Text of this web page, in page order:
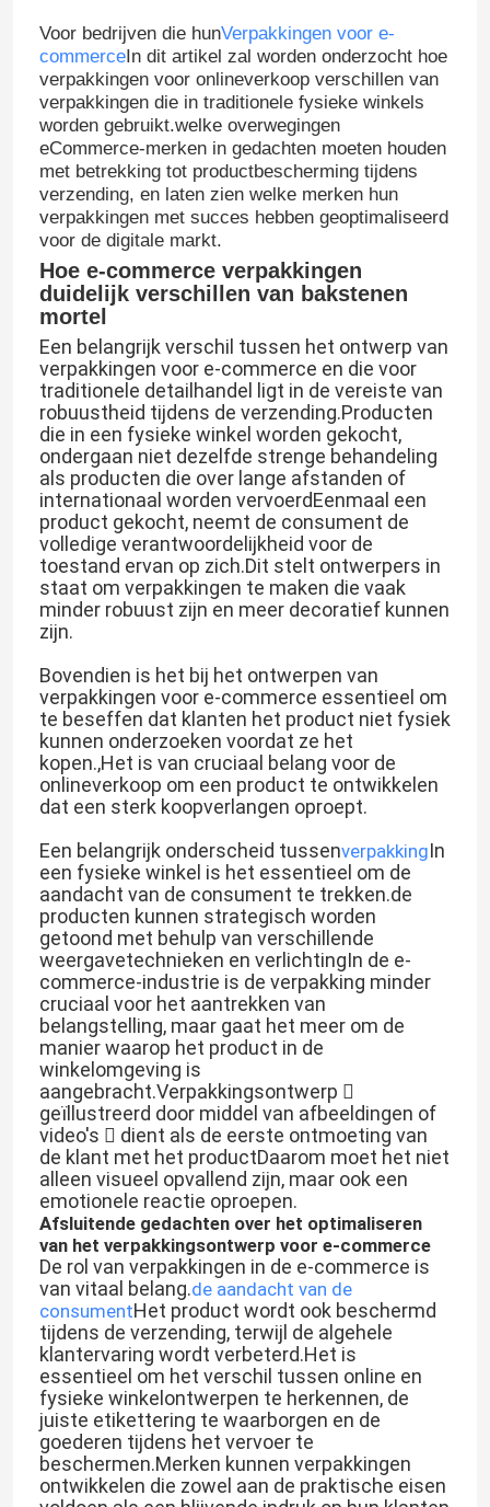
Thuis
Voor bedrijven die hunVerpakkingen voor e-
commerceIn dit artikel zal worden onderzocht hoe
verpakkingen voor onlineverkoop verschillen van
verpakkingen die in traditionele fysieke winkels
worden gebruikt.welke overwegingen
eCommerce-merken in gedachten moeten houden
met betrekking tot productbescherming tijdens
verzending, en laten zien welke merken hun
verpakkingen met succes hebben geoptimaliseerd
voor de digitale markt.
Hoe e-commerce verpakkingen
duidelijk verschillen van bakstenen
mortel
Een belangrijk verschil tussen het ontwerp van
verpakkingen voor e-commerce en die voor
traditionele detailhandel ligt in de vereiste van
robuustheid tijdens de verzending.Producten
die in een fysieke winkel worden gekocht,
ondergaan niet dezelfde strenge behandeling
als producten die over lange afstanden of
internationaal worden vervoerdEenmaal een
product gekocht, neemt de consument de
volledige verantwoordelijkheid voor de
toestand ervan op zich.Dit stelt ontwerpers in
staat om verpakkingen te maken die vaak
minder robuust zijn en meer decoratief kunnen
zijn.
Bovendien is het bij het ontwerpen van
verpakkingen voor e-commerce essentieel om
te beseffen dat klanten het product niet fysiek
kunnen onderzoeken voordat ze het
kopen.,Het is van cruciaal belang voor de
onlineverkoop om een product te ontwikkelen
dat een sterk koopverlangen oproept.
Een belangrijk onderscheid tussenverpakkingIn
een fysieke winkel is het essentieel om de
aandacht van de consument te trekken.de
producten kunnen strategisch worden
getoond met behulp van verschillende
weergavetechnieken en verlichtingIn de e-
commerce-industrie is de verpakking minder
cruciaal voor het aantrekken van
belangstelling, maar gaat het meer om de
manier waarop het product in de
winkelomgeving is
aangebracht.Verpakkingsontwerp 
geïllustreerd door middel van afbeeldingen of
video's  dient als de eerste ontmoeting van
de klant met het productDaarom moet het niet
alleen visueel opvallend zijn, maar ook een
emotionele reactie oproepen.
Afsluitende gedachten over het optimaliseren
van het verpakkingsontwerp voor e-commerce
De rol van verpakkingen in de e-commerce is
van vitaal belang.de aandacht van de
consumentHet product wordt ook beschermd
tijdens de verzending, terwijl de algehele
klantervaring wordt verbeterd.Het is
essentieel om het verschil tussen online en
fysieke winkelontwerpen te herkennen, de
juiste etikettering te waarborgen en de
goederen tijdens het vervoer te
beschermen.Merken kunnen verpakkingen
ontwikkelen die zowel aan de praktische eisen